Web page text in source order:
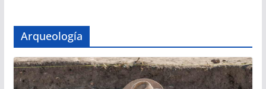
Arqueología